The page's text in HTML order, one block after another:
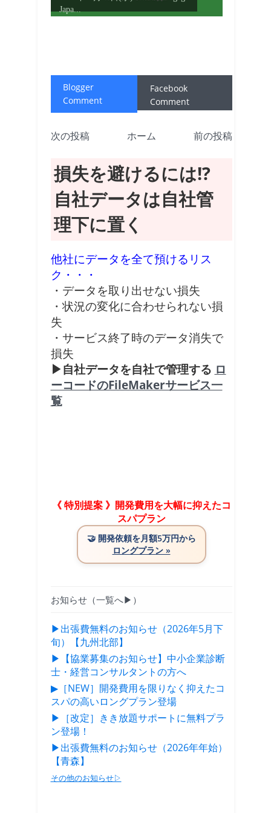
Japa...
Blogger
Comment
Facebook
Comment
次の投稿 前の投稿
ホーム
損失を避けるには!?
自社データは自社管
理下に置く
他社にデータを全て預けるリス
ク・・・
・データを取り出せない損失
・状況の変化に合わせられない損
失
・サービス終了時のデータ消失で
損失
▶自社データを自社で管理する ロ
ーコードのFileMakerサービス一
覧
《 特別提案 》開発費用を大幅に抑えたコ
スパプラン
🤝 開発依頼を月額5万円から
ロングプラン »
お知らせ（一覧へ▶）
▶出張費無料のお知らせ（2026年5月下
旬）【九州北部】
▶【協業募集のお知らせ】中小企業診断
士・経営コンサルタントの方へ
▶［NEW］開発費用を限りなく抑えたコ
スパの高いロングプラン登場
▶［改定］きき放題サポートに無料プラ
ン登場！
▶出張費無料のお知らせ（2026年年始）
【青森】
その他のお知らせ▷